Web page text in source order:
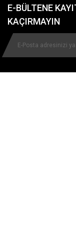
E-BÜLTENE
KAÇIRMAYIN